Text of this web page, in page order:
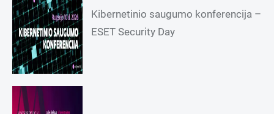
Kibernetinio saugumo konferencija –
ESET Security Day